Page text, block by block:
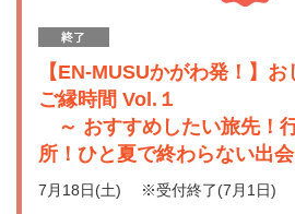
【EN-MUSUかがわ発！】
ご縁時間 Vol.１
～ おすすめしたい旅先！
所！ひと夏で終わらない出
7月18日(土) ※受付終了(7月1日)